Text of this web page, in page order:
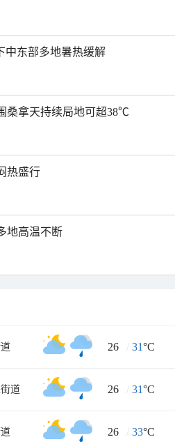
中东部多地暑热缓解
桑拿天持续局地可超38℃
热盛行
地高温不断
26 / 31°C
道 26 / 31°C
26 / 33°C